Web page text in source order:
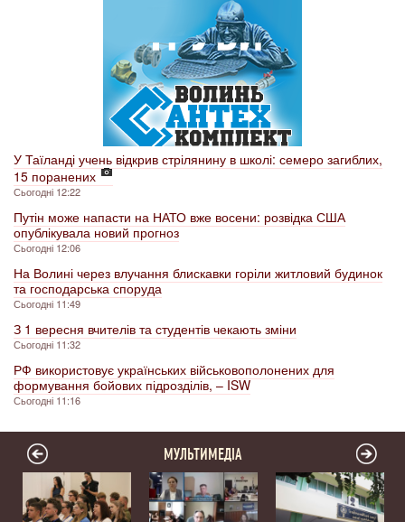
У Таїланді учень відкрив стрілянину в школі: семеро загиблих,
15 поранених
Сьогодні 12:22
Путін може напасти на НАТО вже восени: розвідка США
опублікувала новий прогноз
Сьогодні 12:06
На Волині через влучання блискавки горіли житловий будинок
та господарська споруда
Сьогодні 11:49
З 1 вересня вчителів та студентів чекають зміни
Сьогодні 11:32
РФ використовує українських військовополонених для
формування бойових підрозділів, – ISW
Сьогодні 11:16
МУЛЬТИМЕДІА